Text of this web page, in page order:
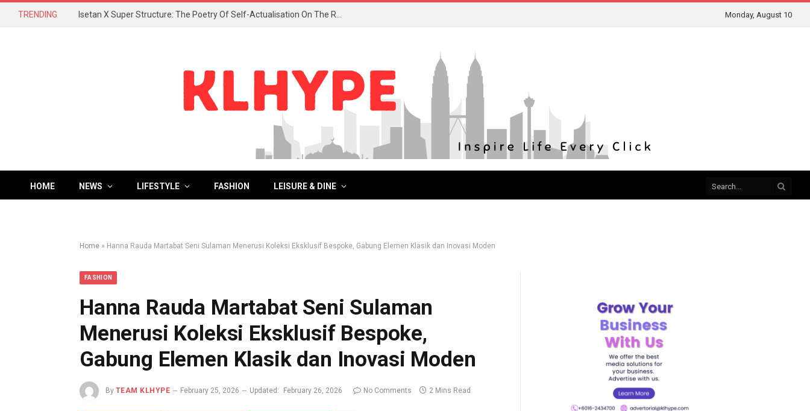
TRENDING Monday, August 10
HOME NEWS LIFESTYLE FASHION LEISURE & DINE
Home » Hanna Rauda Martabat Seni Sulaman Menerusi Koleksi Eksklusif Bespoke, Gabung Elemen Klasik dan Inovasi Moden
FASHION
Hanna Rauda Martabat Seni Sulaman
Menerusi Koleksi Eksklusif Bespoke,
Gabung Elemen Klasik dan Inovasi Moden
By TEAM KLHYPE February 25, 2026 Updated: February 26, 2026 No Comments 2 Mins Read